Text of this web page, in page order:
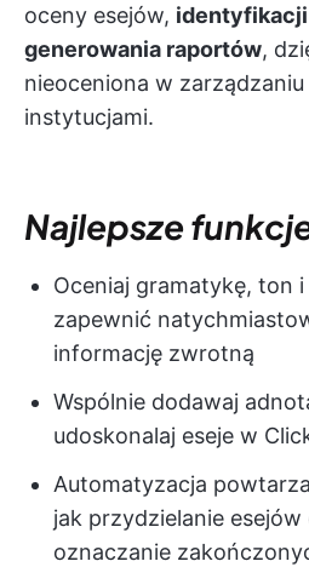
oceny esejów,
generowania raportów,
nieoceniona w
instytucjami.
Najlepsze
Oceniaj gramatykę, ton
zapewnić
informację zwrotną
Wspólnie dodawaj
udoskonalaj eseje w
Automatyzacja
jak przydzielanie
oznaczanie